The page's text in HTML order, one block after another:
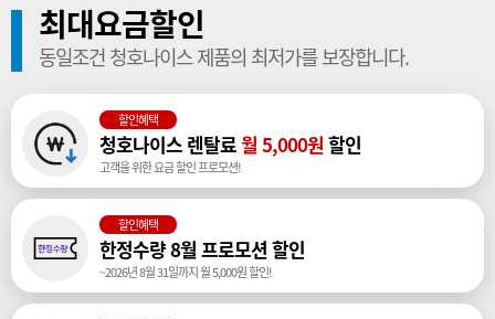
최대요금할인
동일조건 청호나이스 제품의 최저가를 보장합니다.
할인혜택
청호나이스 렌탈료월 5,000원 할인
고객을 위한 요금 할인 프로모션!
할인혜택
한정수량 8월 프로모션 할인
~2026년 8월 31일까지 월 5,000원 할인!